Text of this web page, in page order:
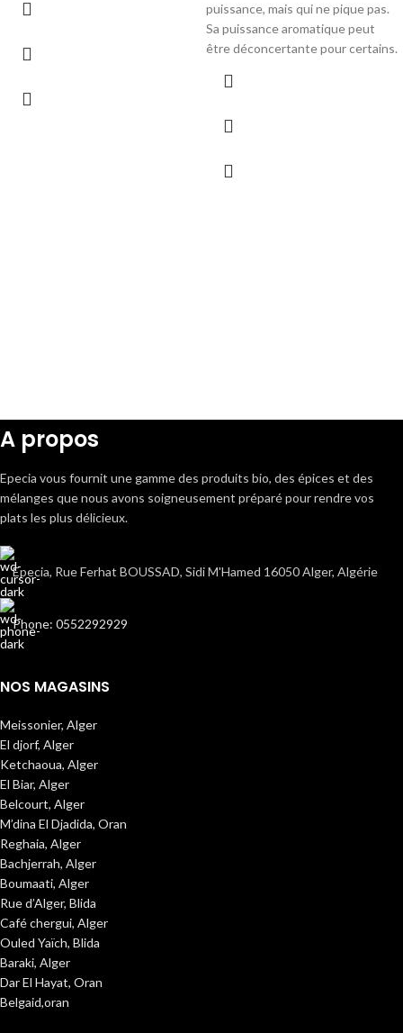
puissance, mais qui ne pique pas.
Sa puissance aromatique peut
être déconcertante pour certains.
A propos
Epecia vous fournit une gamme des produits bio, des épices et des
mélanges que nous avons soigneusement préparé pour rendre vos
plats les plus délicieux.
Epecia, Rue Ferhat BOUSSAD, Sidi M'Hamed 16050 Alger, Algérie
Phone: 0552292929
NOS MAGASINS
Meissonier, Alger
El djorf, Alger
Ketchaoua, Alger
El Biar, Alger
Belcourt, Alger
M’dina El Djadida, Oran
Reghaia, Alger
Bachjerrah, Alger
Boumaati, Alger
Rue d’Alger, Blida
Café chergui, Alger
Ouled Yaïch, Blida
Baraki, Alger
Dar El Hayat, Oran
Belgaid,oran